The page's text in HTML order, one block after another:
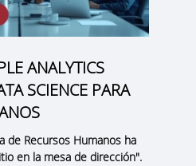
ANALYTICS
SCIENCE PARA
de Recursos Humanos ha
en la mesa de dirección".